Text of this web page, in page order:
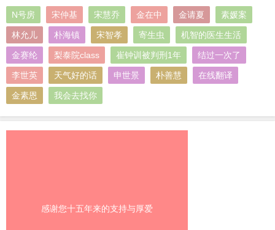
N号房 宋仲基 宋慧乔 金在中 金请夏 素媛案
林允儿 朴海镇 宋智孝 寄生虫 机智的医生生活
金赛纶 梨泰院class 崔钟训被判刑1年 结过一次了
李世英 天气好的话 申世景 朴善慧 在线翻译
金素恩 我会去找你
感谢您十五年来的支持与厚爱